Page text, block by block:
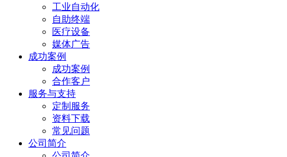
工业自动化
自助终端
医疗设备
媒体广告
成功案例
成功案例
合作客户
服务与支持
定制服务
资料下载
常见问题
公司简介